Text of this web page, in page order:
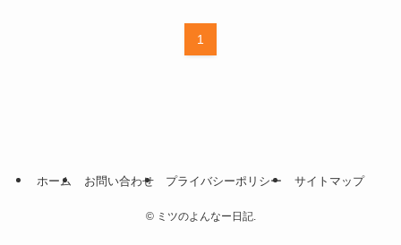
1
ホーム お問い合わせ プライバシーポリシー サイトマップ
©ミツのよんなー日記.